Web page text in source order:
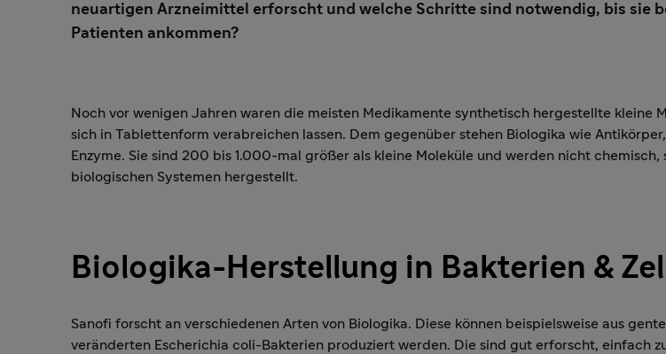
neuartigen Arzneimittel erforscht und welche Schritte sind notwendig, bis sie
Patienten ankommen?
Noch vor wenigen Jahren waren die meisten Medikamente synthetisch hergestellte kleine
sich in Tablettenform verabreichen lassen. Dem gegenüber stehen Biologika wie
Enzyme. Sie sind 200 bis 1.000-mal größer als kleine Moleküle und werden nicht chemisch,
biologischen Systemen hergestellt.
Biologika-Herstellung in Bakterien &
Sanofi forscht an verschiedenen Arten von Biologika. Diese können beispielsweise aus
veränderten Escherichia coli-Bakterien produziert werden. Die sind gut erforscht, einfach